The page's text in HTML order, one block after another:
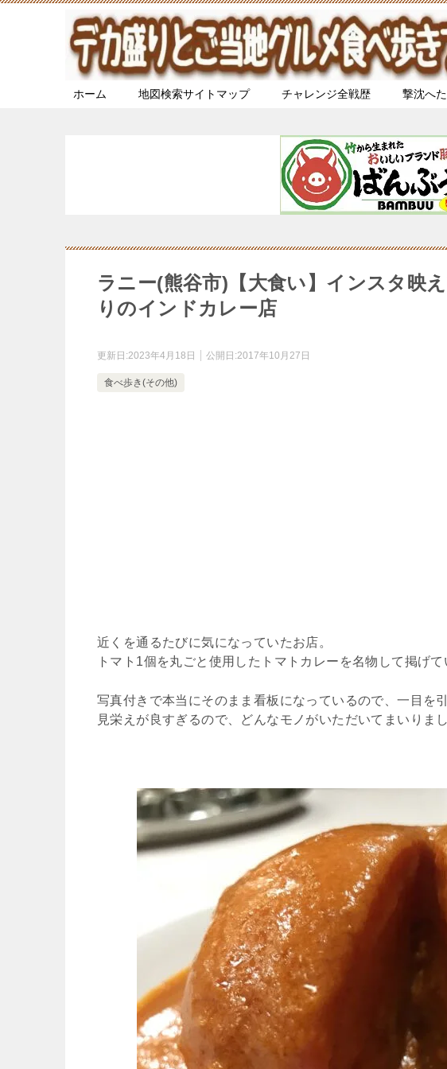
ホーム 地図検索サイトマップ チャレンジ全戦歴 撃沈へ
ラニー(熊谷市)【大食い】インスタ映
りのインドカレー店
更新日:2023年4月18日 公開日:2017年10月27日
食べ歩き(その他)
近くを通るたびに気になっていたお店。
トマト1個を丸ごと使用したトマトカレーを名物して掲げて
写真付きで本当にそのまま看板になっているので、一目を
見栄えが良すぎるので、どんなモノがいただいてまいりま